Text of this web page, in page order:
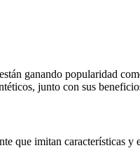
ganando popularidad
junto con sus
que imitan características